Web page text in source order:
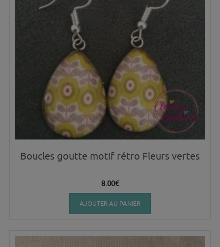
Boucles goutte motif rétro Fleurs vertes
8.00€
AJOUTER AU PANIER